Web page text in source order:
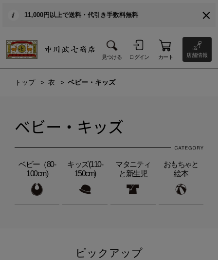
11,000円以上で送料・代引き手数料無料
見つける ログイン カート 店舗情報
トップ 衣 ベビー・キッズ
ベビー・キッズ
ベビー（80-
100cm)
キッズ(110-
150cm)
マタニティ
と新生児
おもちゃと
絵本
ピックアップ